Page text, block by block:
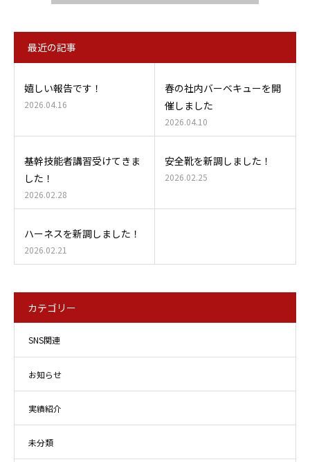
最近の記事
嬉しい報告です！
2026.04.16
春の社内バーベキューを開
催しました
2026.04.10
基幹技能者講習受けてきま
した！
2026.02.28
安全靴を新調しました！
2026.02.25
ハーネスを新調しました！
2026.02.21
カテゴリー
SNS関連
お知らせ
実績紹介
未分類